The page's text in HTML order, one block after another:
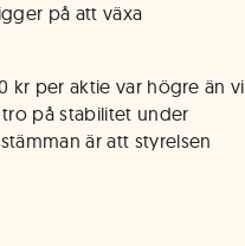
på att växa
kr per aktie var högre än vi
på stabilitet under
är att styrelsen